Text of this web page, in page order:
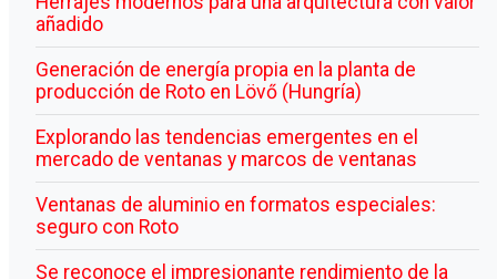
añadido
Generación de energía propia en la planta de
producción de Roto en Lövő (Hungría)
Explorando las tendencias emergentes en el
mercado de ventanas y marcos de ventanas
Ventanas de aluminio en formatos especiales:
seguro con Roto
Se reconoce el impresionante rendimiento de la